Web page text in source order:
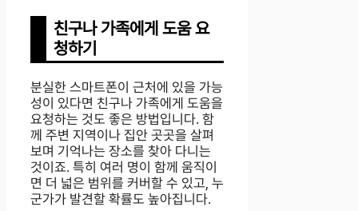
친구나 가족에게 도움 요
청하기
분실한 스마트폰이 근처에 있을 가능
성이 있다면 친구나 가족에게 도움을
요청하는 것도 좋은 방법입니다. 함
께 주변 지역이나 집안 곳곳을 살펴
보며 기억나는 장소를 찾아 다니는
것이죠. 특히 여러 명이 함께 움직이
면 더 넓은 범위를 커버할 수 있고, 누
군가가 발견할 확률도 높아집니다.